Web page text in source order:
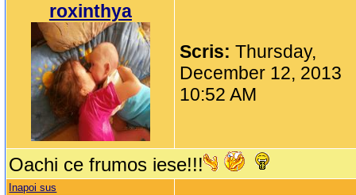
roxinthya
Scris:Thursday,
December 12, 2013
10:52 AM
Oachi ce frumos iese!!!
Inapoi sus